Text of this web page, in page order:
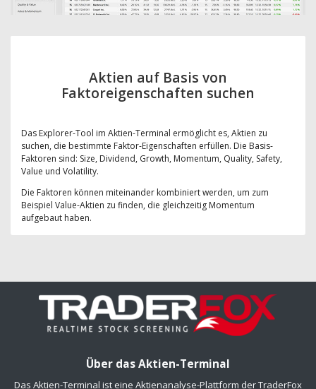
Aktien auf Basis von
Faktoreigenschaften suchen
Das Explorer-Tool im Aktien-Terminal ermöglicht es, Aktien zu
suchen, die bestimmte Faktor-Eigenschaften erfüllen. Die Basis-
Faktoren sind: Size, Dividend, Growth, Momentum, Quality, Safety,
Value und Volatility.
Die Faktoren können miteinander kombiniert werden, um zum
Beispiel Value-Aktien zu finden, die gleichzeitig Momentum
aufgebaut haben.
Über das Aktien-Terminal
Das Aktien-Terminal ist eine Aktienanalyse-Plattform der TraderFox